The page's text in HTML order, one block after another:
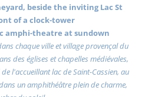
beside the inviting Lac St
of a clock-tower
amphi-theatre at sundown
chaque ville et village provençal du
des églises et chapelles médiévales,
l'accueillant lac de Saint-Cassien, au
un amphithéâtre plein de charme,